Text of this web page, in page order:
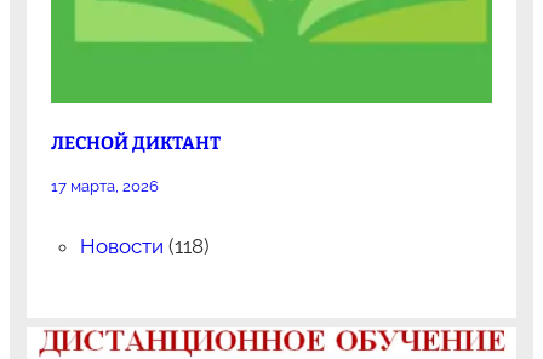
ЛЕСНОЙ ДИКТАНТ
17 марта, 2026
Новости (118)